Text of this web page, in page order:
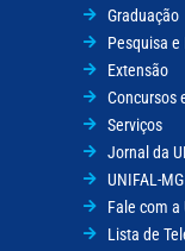
Graduação
Pesquisa e
Extensão
Concursos
Serviços
Jornal da
UNIFAL-
Fale com a
Lista de